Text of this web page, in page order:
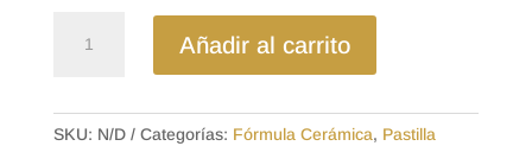
$32.48
KIA
Añadir al carrito
SKU: N/D Categorías: Fórmula Cerámica, Pastilla